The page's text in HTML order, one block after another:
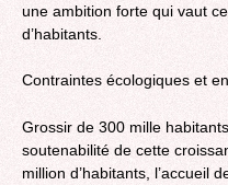
une ambition forte qui vaut
d’habitants.
Contraintes écologiques et
Grossir de 300 mille
soutenabilité de cette
million d’habitants, l’accueil